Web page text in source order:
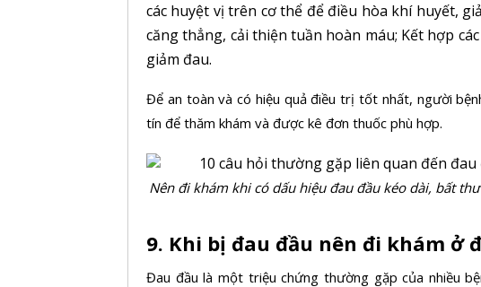
các huyệt vị trên cơ thể để điều hòa khí huyết,
căng thẳng, cải thiện tuần hoàn máu; Kết hợp
giảm đau.
Để an toàn và có hiệu quả điều trị tốt nhất, người
tín để thăm khám và được kê đơn thuốc phù hợp.
Nên đi khám khi có dấu hiệu đau đầu kéo dài, bất
9. Khi bị đau đầu nên đi khám ở
Đau đầu là một triệu chứng thường gặp của nhiều